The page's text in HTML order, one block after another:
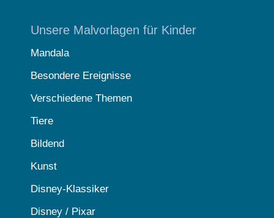
Unsere Malvorlagen für Kinder
Mandala
Besondere Ereignisse
Verschiedene Themen
Tiere
Bildend
Kunst
Disney-Klassiker
Disney / Pixar